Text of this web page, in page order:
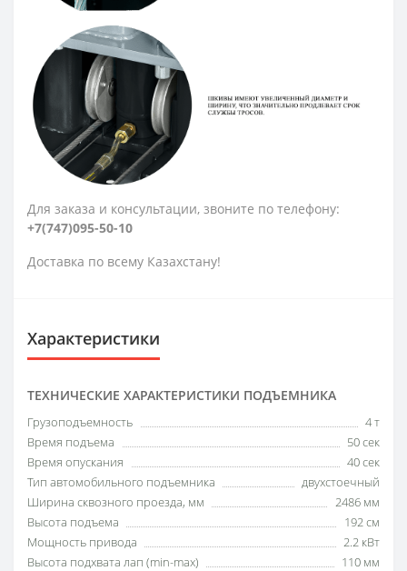
Для заказа и консультации, звоните по телефону:
+7(747)095-50-10
Доставка по всему Казахстану!
Характеристики
ТЕХНИЧЕСКИЕ ХАРАКТЕРИСТИКИ ПОДЪЕМНИКА
Грузоподъемность
4 т
Время подъема
50 сек
Время опускания
40 сек
Тип автомобильного подъемника
двухстоечный
Ширина сквозного проезда, мм
2486 мм
Высота подъема
192 см
Мощность привода
2.2 кВт
Высота подхвата лап (min-max)
110 мм